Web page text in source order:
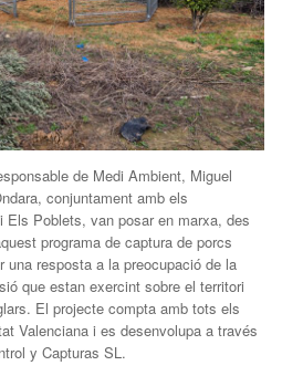
de Medi Ambient, Miguel
conjuntament amb els
Els Poblets, van posar en marxa, des
programa de captura de porcs
una resposta a la preocupació de la
que estan exercint sobre el territori
El projecte compta amb tots els
Valenciana i es desenvolupa a través
y Capturas SL.